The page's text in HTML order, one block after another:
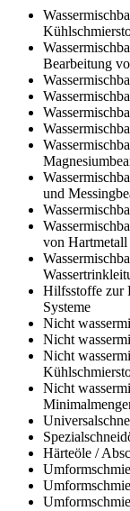
Bearbeitung
und
von Hartmetall
Hilfsstoffe zur
Systeme
Nicht
Nicht
Nicht
Nicht
Härteöle /